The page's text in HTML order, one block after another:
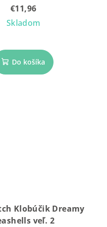
€11,96
Skladom
Do košíka
Klobúčik Dreamy
veľ. 2